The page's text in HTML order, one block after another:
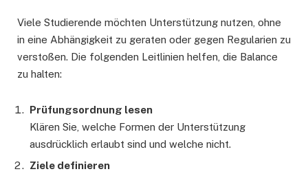
Viele Studierende möchten Unterstützung nutzen, ohne
in eine Abhängigkeit zu geraten oder gegen Regularien zu
verstoßen. Die folgenden Leitlinien helfen, die Balance
zu halten:
Prüfungsordnung lesen
Klären Sie, welche Formen der Unterstützung
ausdrücklich erlaubt sind und welche nicht.
Ziele definieren